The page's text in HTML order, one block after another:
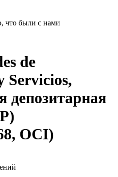
что были с нами
de
Servicios,
депозитарная
OCI)